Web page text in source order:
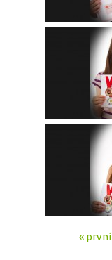
Stránky« první